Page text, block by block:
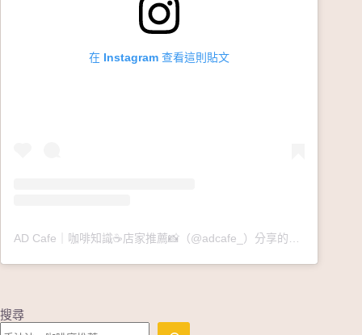
在 Instagram 查看這則貼文
搜尋